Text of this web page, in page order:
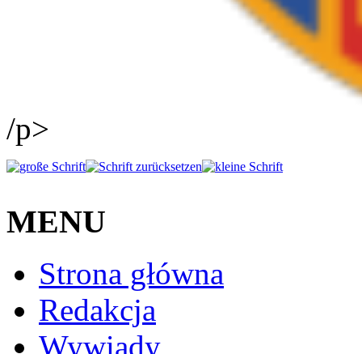
/p>
MENU
Strona główna
Redakcja
Wywiady